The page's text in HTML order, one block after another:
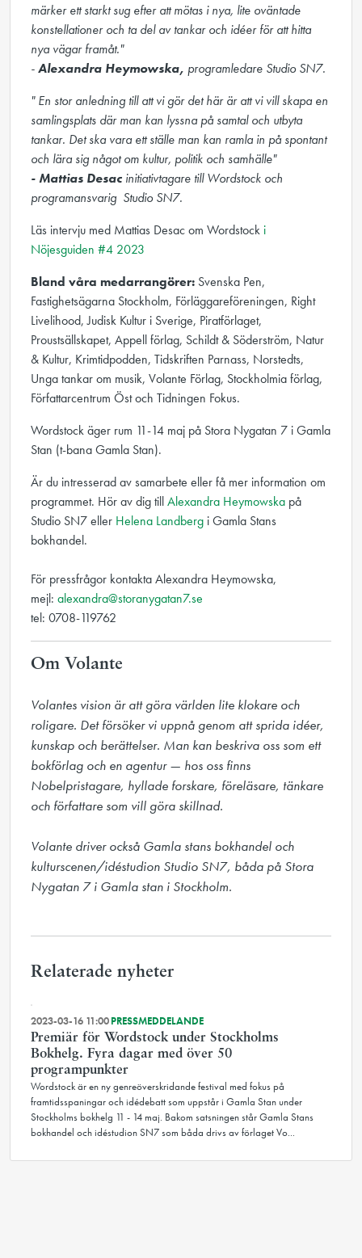
märker ett starkt sug efter att mötas i nya, lite oväntade
konstellationer och ta del av tankar och idéer för att hitta
nya vägar framåt."
-Alexandra Heymowska, programledare Studio SN7.
" En stor anledning till att vi gör det här är att vi vill skapa en
samlingsplats där man kan lyssna på samtal och utbyta
tankar. Det ska vara ett ställe man kan ramla in på spontant
och lära sig något om kultur, politik och samhälle"
- Mattias Desac initiativtagare till Wordstock och
programansvarig Studio SN7.
Läs intervju med Mattias Desac om Wordstock i
Nöjesguiden #4 2023
Bland våra medarrangörer: Svenska Pen,
Fastighetsägarna Stockholm, Förläggareföreningen, Right
Livelihood, Judisk Kultur i Sverige, Piratförlaget,
Proustsällskapet, Appell förlag, Schildt & Söderström, Natur
& Kultur, Krimtidpodden, Tidskriften Parnass, Norstedts,
Unga tankar om musik, Volante Förlag, Stockholmia förlag,
Författarcentrum Öst och Tidningen Fokus.
Wordstock äger rum 11-14 maj på Stora Nygatan 7 i Gamla
Stan (t-bana Gamla Stan).
Är du intresserad av samarbete eller få mer information om
programmet. Hör av dig tillAlexandra Heymowska på
Studio SN7 eller Helena Landberg i Gamla Stans
bokhandel.
För pressfrågor kontakta Alexandra Heymowska,
mejl: alexandra@storanygatan7.se
tel: 0708-119762
Om Volante
Volantes vision är att göra världen lite klokare och
roligare. Det försöker vi uppnå genom att sprida idéer,
kunskap och berättelser. Man kan beskriva oss som ett
bokförlag och en agentur — hos oss finns
Nobelpristagare, hyllade forskare, föreläsare, tänkare
och författare som vill göra skillnad.
Volante driver också Gamla stans bokhandel och
kulturscenen/idéstudion Studio SN7, båda på Stora
Nygatan 7 i Gamla stan i Stockholm.
Relaterade nyheter
2023-03-16 11:00PRESSMEDDELANDE
Premiär för Wordstock under Stockholms
Bokhelg. Fyra dagar med över 50
programpunkter
Wordstock är en ny genreöverskridande festival med fokus på
framtidsspaningar och idédebatt som uppstår i Gamla Stan under
Stockholms bokhelg 11 - 14 maj. Bakom satsningen står Gamla Stans
bokhandel och idéstudion SN7 som båda drivs av förlaget Vo...